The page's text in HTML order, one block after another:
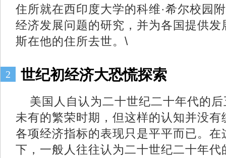
住所就在西印度大学的科维·希尔校园
经济发展问题的研究，并为各国提供
斯在他的住所去世。\
2 世纪初经济大恐慌探索
美国人自认为二十世纪二十年代的
未有的繁荣时期，但这样的认知并没
各项经济指标的表现只是平平而已。
下，一般人往往认为二十世纪二十年